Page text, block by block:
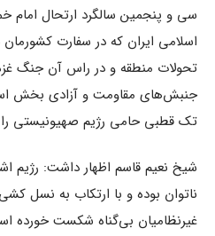
سی و پنجمین سالگرد ارتحال امام
اسلامی ایران که در سفارت کشورمان
تحولات منطقه و در راس آن جنگ غزه
جنبش‌های مقاومت و آزادی بخش
تک قطبی حامی رژیم صهیونیستی
شیخ نعیم قاسم اظهار داشت: رژیم
ناتوان بوده و با ارتکاب به نسل
غیرنظامیان بی‌گناه شکست خورده